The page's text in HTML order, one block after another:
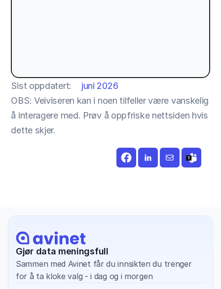
Sist oppdatert:
juni 2026
OBS: Veiviseren kan i noen tilfeller være vanskelig
å interagere med. Prøv å oppfriske nettsiden hvis
dette skjer.
Gjør data meningsfull
Sammen med Avinet får du innsikten du trenger
for å ta kloke valg - i dag og i morgen